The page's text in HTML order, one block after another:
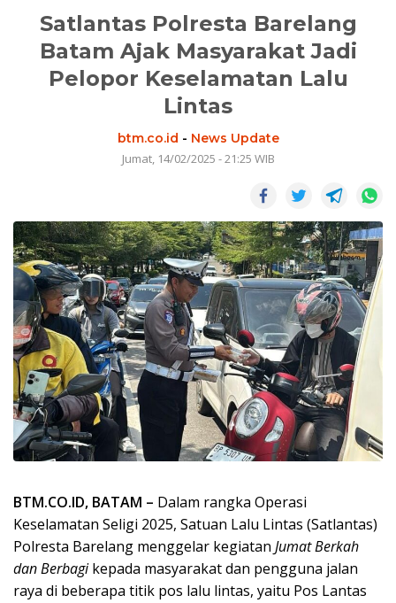
Satlantas Polresta Barelang
Batam Ajak Masyarakat Jadi
Pelopor Keselamatan Lalu
Lintas
btm.co.id - News Update
Jumat, 14/02/2025 - 21:25 WIB
BTM.CO.ID, BATAM – Dalam rangka Operasi
Keselamatan Seligi 2025, Satuan Lalu Lintas (Satlantas)
Polresta Barelang menggelar kegiatan Jumat Berkah
dan Berbagikepada masyarakat dan pengguna jalan
raya di beberapa titik pos lalu lintas, yaitu Pos Lantas